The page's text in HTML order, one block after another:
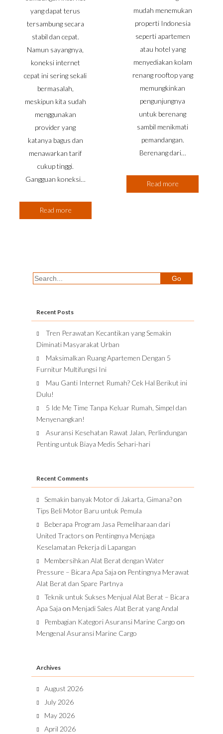
yang dapat terus
tersambung secara
stabil dan cepat.
Namun sayangnya,
koneksi internet
cepat ini sering sekali
bermasalah,
meskipun kita sudah
menggunakan
provider yang
katanya bagus dan
menawarkan tarif
cukup tinggi.
Gangguan koneksi…
Read more
mudah menemukan
properti Indonesia
seperti apartemen
atau hotel yang
menyediakan kolam
renang rooftop yang
memungkinkan
pengunjungnya
untuk berenang
sambil menikmati
pemandangan.
Berenang dari…
Read more
Recent Posts
Tren Perawatan Kecantikan yang Semakin
Diminati Masyarakat Urban
Maksimalkan Ruang Apartemen Dengan 5
Furnitur Multifungsi Ini
Mau Ganti Internet Rumah? Cek Hal Berikut ini
Dulu!
5 Ide Me Time Tanpa Keluar Rumah, Simpel dan
Menyenangkan!
Asuransi Kesehatan Rawat Jalan, Perlindungan
Penting untuk Biaya Medis Sehari-hari
Recent Comments
Semakin banyak Motor di Jakarta, Gimana?on
Tips Beli Motor Baru untuk Pemula
Beberapa Program Jasa Pemeliharaan dari
United Tractors on Pentingnya Menjaga
Keselamatan Pekerja di Lapangan
Membersihkan Alat Berat dengan Water
Pressure – Bicara Apa Saja on Pentingnya Merawat
Alat Berat dan Spare Partnya
Teknik untuk Sukses Menjual Alat Berat – Bicara
Apa Saja on Menjadi Sales Alat Berat yang Andal
Pembagian Kategori Asuransi Marine Cargo on
Mengenal Asuransi Marine Cargo
Archives
August 2026
July 2026
May 2026
April 2026